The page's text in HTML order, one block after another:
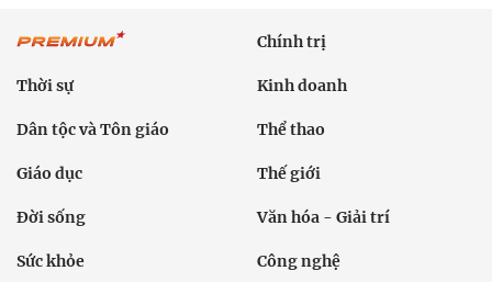
Chính trị
Thời sự Kinh doanh
Dân tộc và Tôn giáo Thể thao
Giáo dục Thế giới
Đời sống Văn hóa - Giải trí
Sức khỏe Công nghệ